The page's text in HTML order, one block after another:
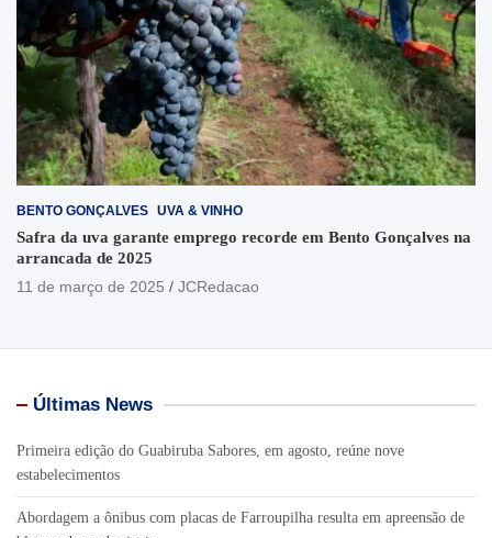
BENTO GONÇALVES UVA & VINHO
Safra da uva garante emprego recorde em Bento Gonçalves na
arrancada de 2025
11 de março de 2025
JCRedacao
Últimas News
Primeira edição do Guabiruba Sabores, em agosto, reúne nove
estabelecimentos
Abordagem a ônibus com placas de Farroupilha resulta em apreensão de